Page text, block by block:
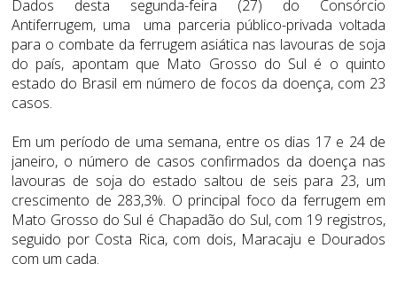
Dados desta segunda-feira (27) do Consórcio
Antiferrugem, uma uma parceria público-privada voltada
para o combate da ferrugem asiática nas lavouras de soja
do país, apontam que Mato Grosso do Sul é o quinto
estado do Brasil em número de focos da doença, com 23
casos.
Em um período de uma semana, entre os dias 17 e 24 de
janeiro, o número de casos confirmados da doença nas
lavouras de soja do estado saltou de seis para 23, um
crescimento de 283,3%. O principal foco da ferrugem em
Mato Grosso do Sul é Chapadão do Sul, com 19 registros,
seguido por Costa Rica, com dois, Maracaju e Dourados
com um cada.